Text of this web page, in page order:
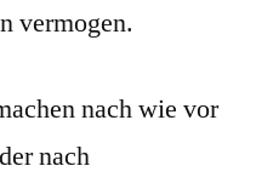
vermogen.
nach wie vor
nach